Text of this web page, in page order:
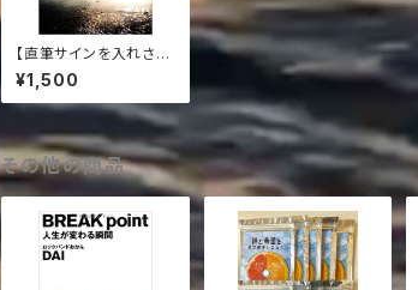
【直筆サインを入れさせ
て頂きます】荒川祐二
編集 DAI自叙伝「BREA
K point 人生が変わる
¥1,500
その他の商品